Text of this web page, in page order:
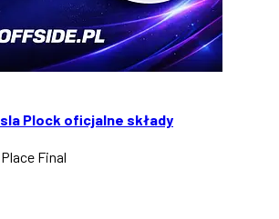
Plock oficjalne składy
Final